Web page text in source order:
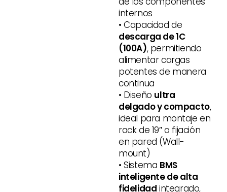
internos
• Capacidad de
descarga de 1C
(100A), permitiendo
alimentar cargas
potentes de manera
continua
• Diseño ultra
delgado y compacto,
ideal para montaje en
rack de 19″ o fijación
en pared (Wall-
mount)
• Sistema BMS
inteligente de alta
fidelidad integrado,